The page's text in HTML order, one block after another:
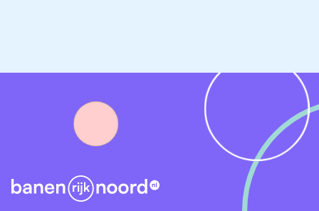
of wil je meer weten over deze vacature? Neem dan
gerust contact op via 0527 720 853.
Uw auto is bij Bosch Car Service in goede
Alles onder één dak voor uw gemak
Bij onderhoud en reparatie behoudt u de
fabrieksgarantie